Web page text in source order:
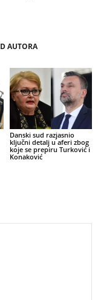
AUTORA
Danski sud razjasnio
ključni detalj u aferi zbog
koje se prepiru Turković i
Konaković